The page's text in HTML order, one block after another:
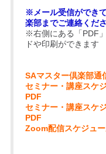
※メール受信ができ
楽部までご連絡くだ
※右側にある「PDF
ドや印刷ができます
SAマスター倶楽
セミナー・講座スケ
PDF
セミナー・講座スケ
PDF
Zoom配信スケジ